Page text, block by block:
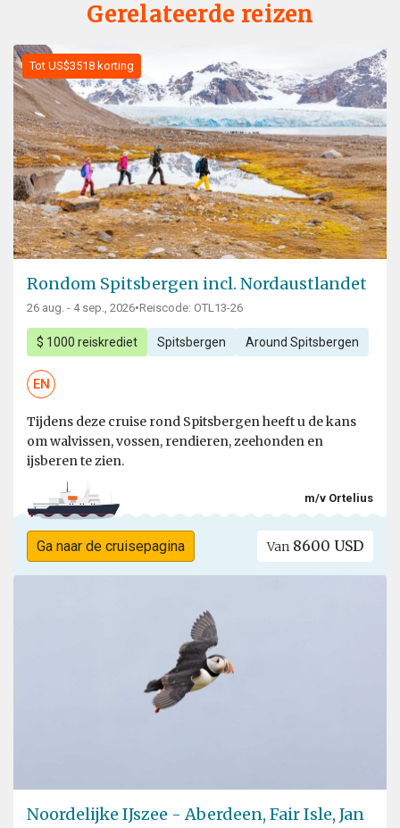
Gerelateerde reizen
Tot US$3518 korting
Rondom Spitsbergen incl. Nordaustlandet
26 aug. - 4 sep., 2026•Reiscode: OTL13-26
$ 1000 reiskrediet Spitsbergen Around Spitsbergen
EN
Tijdens deze cruise rond Spitsbergen heeft u de kans
om walvissen, vossen, rendieren, zeehonden en
ijsberen te zien.
m/v Ortelius
Ga naar de cruisepagina Van 8600 USD
Noordelijke IJszee - Aberdeen, Fair Isle, Jan